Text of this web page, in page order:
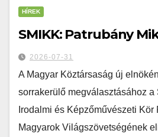
HÍREK
SMIKK: Patrubány
2026-07-31
A Magyar Köztársaság új
sorrakerülő megválasztásához a
Irodalmi és Képzőművészeti Kör
Magyarok Világszövetségének